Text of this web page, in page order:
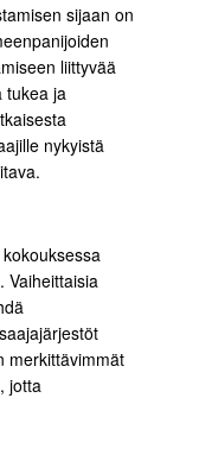
sijaan on
liittyvää
tukea ja
nykyistä
Vaiheittaisia
merkittävimmät
jotta